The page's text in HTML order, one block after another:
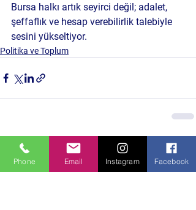
Bursa halkı artık seyirci değil; adalet,
şeffaflık ve hesap verebilirlik talebiyle
sesini yükseltiyor.
Politika ve Toplum
Son Yazılar Hepsini Gör
Phone Email Instagram Facebook